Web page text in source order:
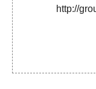
http://